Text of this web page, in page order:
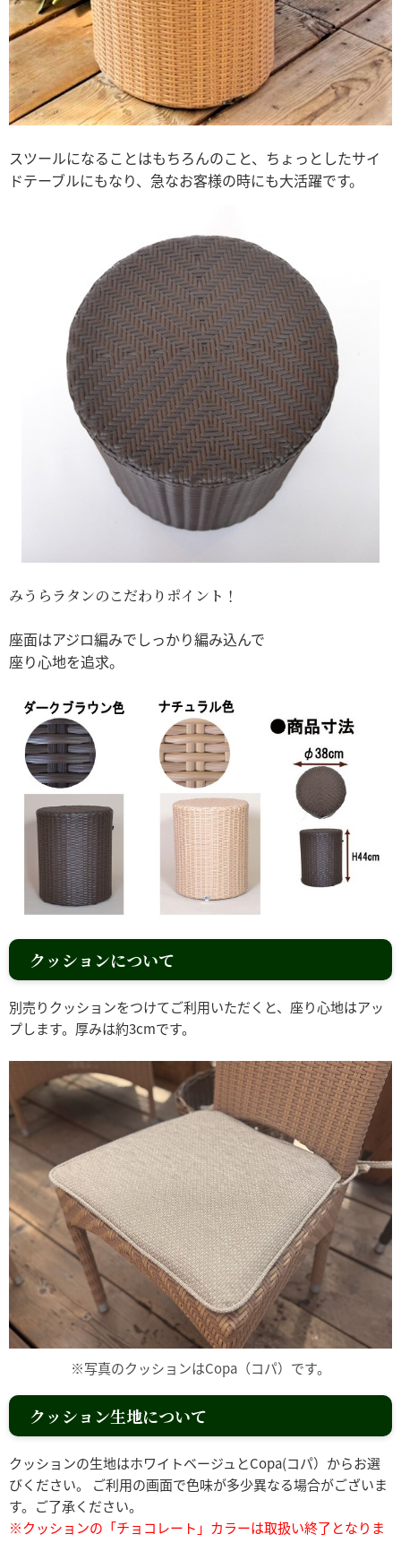
スツールになることはもちろんのこと、ちょっとしたサイ
ドテーブルにもなり、急なお客様の時にも大活躍です。
みうらラタンのこだわりポイント！
座面はアジロ編みでしっかり編み込んで
座り心地を追求。
クッションについて
別売りクッションをつけてご利用いただくと、座り心地はアッ
プします。厚みは約3cmです。
※写真のクッションはCopa（コパ）です。
クッション生地について
クッションの生地はホワイトベージュとCopa(コパ）からお選
びください。 ご利用の画面で色味が多少異なる場合がございま
す。ご了承ください。
※クッションの「チョコレート」カラーは取扱い終了となりま